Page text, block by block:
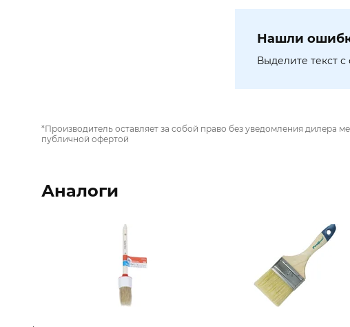
Нашли
Выделите текст
*Производитель оставляет за собой право без уведомления дилера
публичной офертой
Аналоги